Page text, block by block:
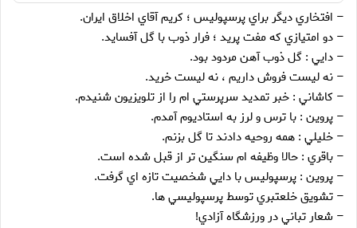
– افتخاري ديگر براي پرسپوليس ؛ کريم آقاي اخلاق ايران.
– دو امتيازي که مفت پريد ؛ فرار ذوب با گل آفسايد.
– دايي : گل ذوب آهن مردود بود.
– نه ليست فروش داريم ، نه ليست خريد.
– کاشاني : خبر تمديد سرپرستي ام را از تلويزيون شنيدم.
– پروين : با ترس و لرز به استاديوم آمدم.
– خليلي : همه روحيه دادند تا گل بزنم.
– باقري : حالا وظيفه ام سنگين تر از قبل شده است.
– پروين : پرسپوليس با دايي شخصيت تازه اي گرفت.
– تشويق خلعتبري توسط پرسپوليسي ها.
– شعار تباني در ورزشگاه آزادي!